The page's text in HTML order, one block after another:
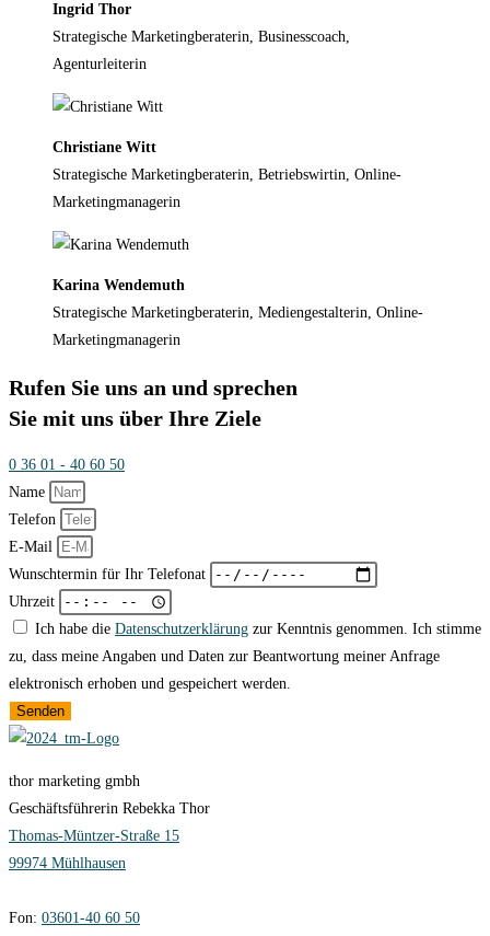
Ingrid Thor
Strategische Marketingberaterin, Businesscoach,
Agenturleiterin
Christiane Witt
Strategische Marketingberaterin, Betriebswirtin, Online-
Marketingmanagerin
Karina Wendemuth
Strategische Marketingberaterin, Mediengestalterin, Online-
Marketingmanagerin
Rufen Sie uns an und sprechen
Sie mit uns über Ihre Ziele
0 36 01 - 40 60 50
Name
Telefon
E-Mail
Wunschtermin für Ihr Telefonat
Uhrzeit
Ich habe die Datenschutzerklärung zur Kenntnis genommen. Ich stimme
zu, dass meine Angaben und Daten zur Beantwortung meiner Anfrage
elektronisch erhoben und gespeichert werden.
Senden
thor marketing gmbh
Geschäftsführerin Rebekka Thor
Thomas-Müntzer-Straße 15
99974 Mühlhausen
Fon: 03601-40 60 50